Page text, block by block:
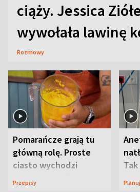
ciąży. Jessica
wywołała lawinę
Rozmowy
Pomarańcze grają tu
główną rolę. Proste
ciasto wychodzi
wyjątkowo wilgotne
Przepisy
wizyt